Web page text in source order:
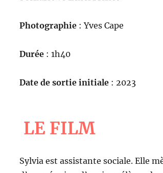
Photographie : Yves Cape
Durée: 1h40
Date de sortie initiale: 2023
LE FILM
Sylvia est assistante sociale. Elle